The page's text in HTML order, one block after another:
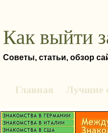
Как выйти
Советы, статьи, обзор
Главная Лучшие